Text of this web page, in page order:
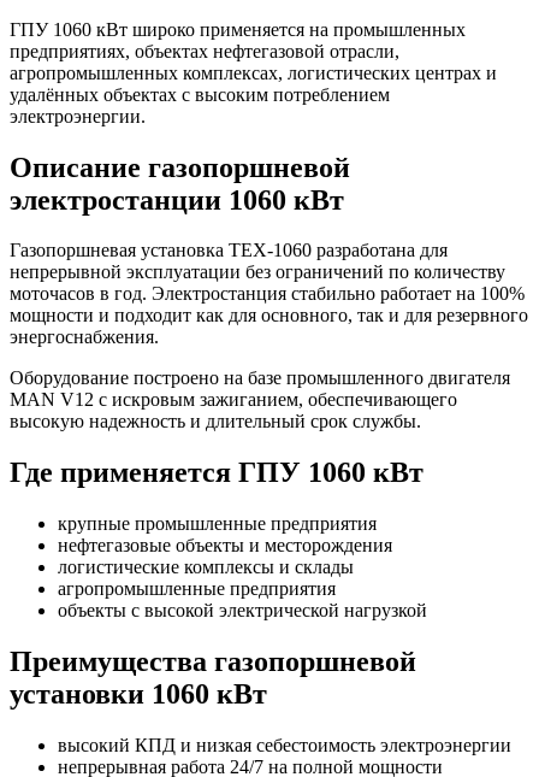
ГПУ 1060 кВт широко применяется на промышленных
предприятиях, объектах нефтегазовой отрасли,
агропромышленных комплексах, логистических центрах и
удалённых объектах с высоким потреблением
электроэнергии.
Описание газопоршневой
электростанции 1060 кВт
Газопоршневая установка TEX-1060 разработана для
непрерывной эксплуатации без ограничений по количеству
моточасов в год. Электростанция стабильно работает на 100%
мощности и подходит как для основного, так и для резервного
энергоснабжения.
Оборудование построено на базе промышленного двигателя
MAN V12 с искровым зажиганием, обеспечивающего
высокую надежность и длительный срок службы.
Где применяется ГПУ 1060 кВт
крупные промышленные предприятия
нефтегазовые объекты и месторождения
логистические комплексы и склады
агропромышленные предприятия
объекты с высокой электрической нагрузкой
Преимущества газопоршневой
установки 1060 кВт
высокий КПД и низкая себестоимость электроэнергии
непрерывная работа 24/7 на полной мощности